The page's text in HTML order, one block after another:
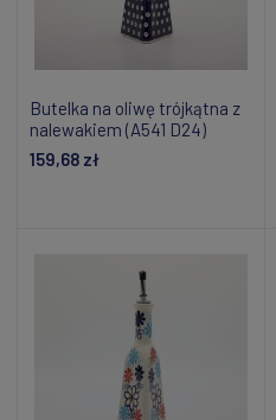
Butelka na oliwę trójkątna z
nalewakiem (A541 D24)
159,68 zł